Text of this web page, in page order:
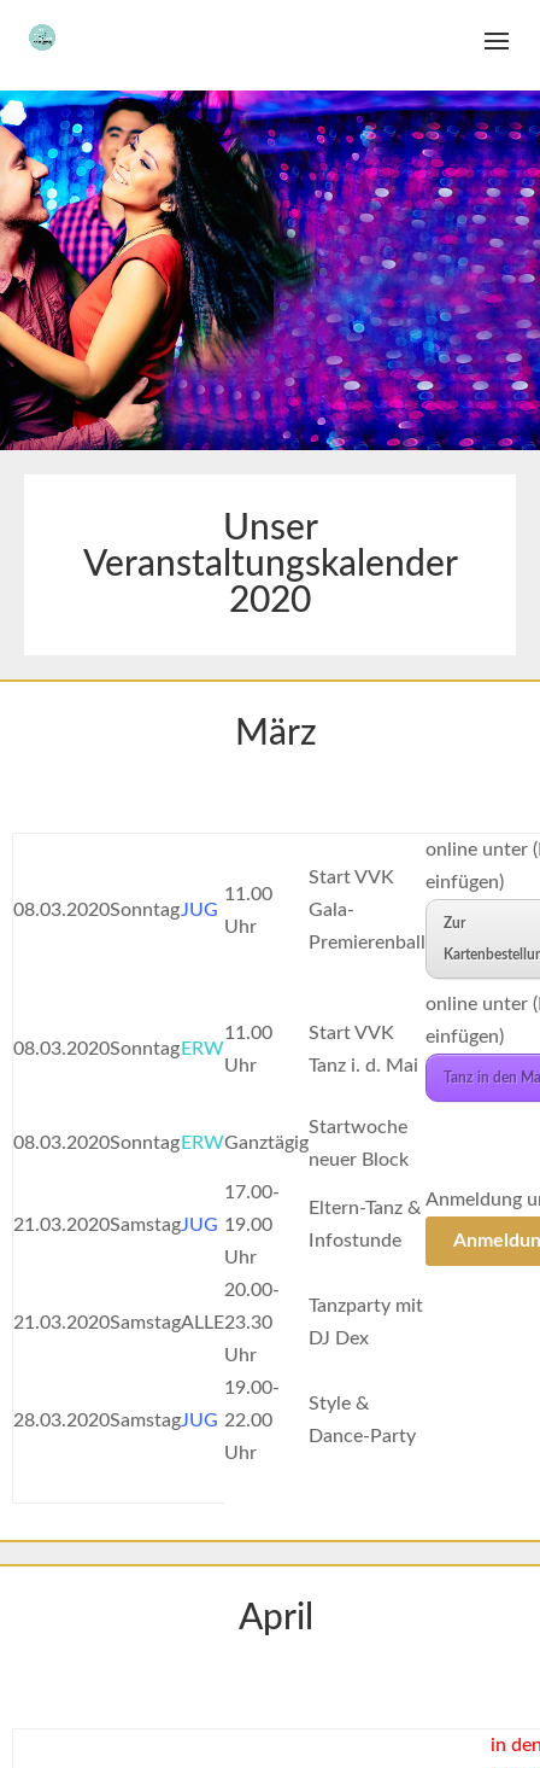
Unser
Veranstaltungskalender
2020
März
08.03.2020SonntagJUG
11.00
Uhr
Start VVK
Gala-
Premierenball
online unter
einfügen)
Zur
08.03.2020Sonntag ERW
11.00
Uhr
Start VVK
Tanz i. d. Mai
online unter
einfügen)
Tanz in den
08.03.2020Sonntag ERWGanztägig
Startwoche
neuer Block
21.03.2020SamstagJUG
17.00-
19.00
Uhr
Eltern-Tanz &
Infostunde
Anmeldung
21.03.2020SamstagALLE
20.00-
23.30
Uhr
Tanzparty mit
DJ Dex
28.03.2020SamstagJUG
19.00-
22.00
Uhr
Style &
Dance-Party
April
in